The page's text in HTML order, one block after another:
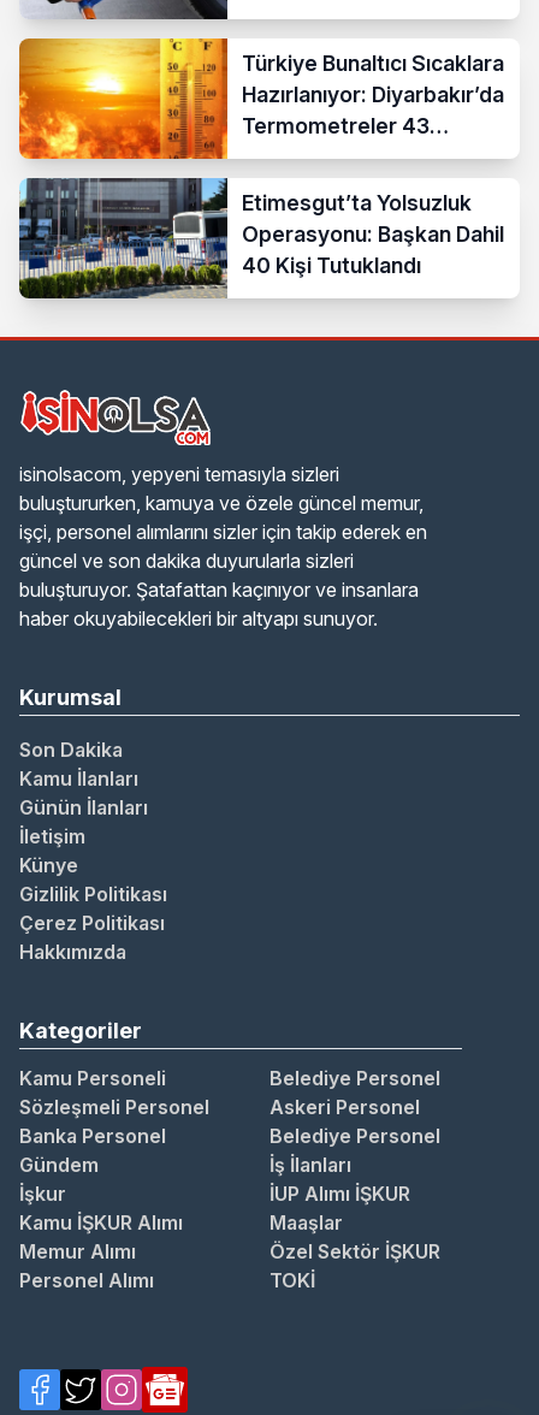
Türkiye Bunaltıcı Sıcaklara
Hazırlanıyor: Diyarbakır’da
Termometreler 43
Dereceyi Gösterecek
Etimesgut’ta Yolsuzluk
Operasyonu: Başkan Dahil
40 Kişi Tutuklandı
isinolsacom, yepyeni temasıyla sizleri
buluştururken, kamuya ve özele güncel memur,
işçi, personel alımlarını sizler için takip ederek en
güncel ve son dakika duyurularla sizleri
buluşturuyor. Şatafattan kaçınıyor ve insanlara
haber okuyabilecekleri bir altyapı sunuyor.
Kurumsal
Son Dakika
Kamu İlanları
Günün İlanları
İletişim
Künye
Gizlilik Politikası
Çerez Politikası
Hakkımızda
Kategoriler
Kamu Personeli
Belediye Personel
Sözleşmeli Personel
Askeri Personel
Banka Personel
Belediye Personel
Gündem
İş İlanları
İşkur
İUP Alımı İŞKUR
Kamu İŞKUR Alımı
Maaşlar
Memur Alımı
Özel Sektör İŞKUR
Personel Alımı
TOKİ